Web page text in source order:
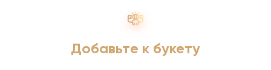
Добавьте к букету